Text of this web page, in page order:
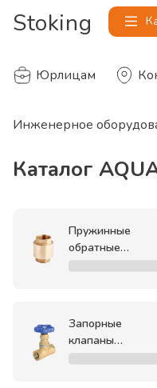
Stoking
Юрлицам
Инженерное
Каталог
Пружинные
обратные
клапаны
Запорные
клапаны
(вентили)